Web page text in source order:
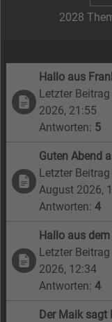
2028
Hallo aus
Letzter
2026, 21:55
Antworten: 5
Guten Abend
Letzter
August 2026,
Antworten:4
Hallo aus
Letzter
2026, 12:34
Antworten:4
Der Maik sagt